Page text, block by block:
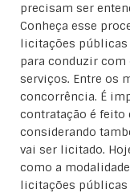
precisam ser
Conheça esse
licitações públicas
para conduzir com
serviços. Entre os
concorrência. É
contratação é feito
considerando
vai ser licitado.
como a
licitações públicas